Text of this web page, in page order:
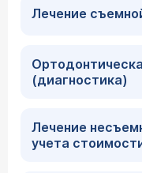
Лечение
(диагностика)
Лечение
учета